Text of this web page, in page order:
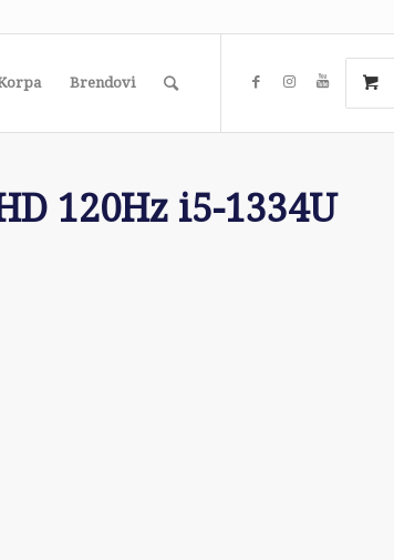
Brendovi
120Hz i5-1334U